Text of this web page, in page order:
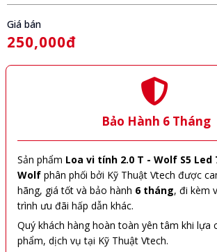
Giá bán
250,000đ
Bảo Hành 6 Tháng
Sản phẩm Loa vi tính 2.0 T - Wolf S5 Led
Wolf phân phối bởi Kỹ Thuật Vtech được
hãng, giá tốt và bảo hành 6 tháng, đi kèm
trình ưu đãi hấp dẫn khác.
Quý khách hàng hoàn toàn yên tâm khi lựa
phẩm, dịch vụ tại Kỹ Thuật Vtech.